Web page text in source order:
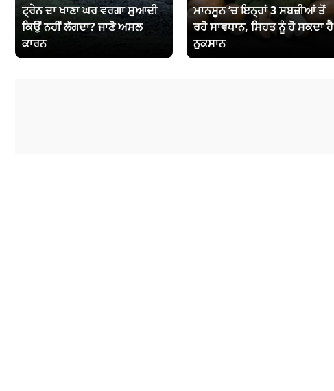
ਟ੍ਰੇਨ ਦਾ ਖਾਣਾ ਘਰ ਵਰਗਾ ਸੁਆਦੀ
ਕਿਉਂ ਨਹੀਂ ਲੱਗਦਾ? ਜਾਣੋ ਅਸਲ
ਕਾਰਨ
ਮਾਨਸੂਨ ‘ਚ ਇਨ੍ਹਾਂ 3 ਸਬਜ਼ੀਆਂ ਤੋਂ
ਰਹੋ ਸਾਵਧਾਨ, ਸਿਹਤ ਨੂੰ ਹੋ ਸਕਦਾ ਹੈ
ਨੁਕਸਾਨ